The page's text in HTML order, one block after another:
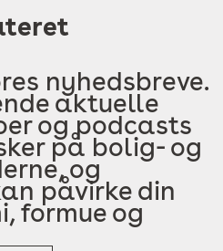
nyhedsbreve.
aktuelle
og podcasts
på bolig- og
og
påvirke din
formue og